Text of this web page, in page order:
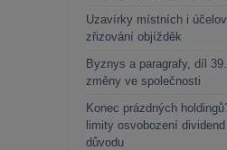
Uzavírky místních i
zřizování objížděk
Byznys a paragrafy, díl
změny ve společnosti
Konec prázdných
limity osvobození
důvodu